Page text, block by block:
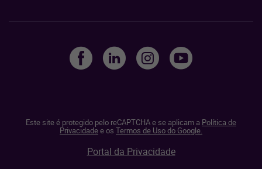
Este site é protegido pelo reCAPTCHA e se aplicam a Política de
Privacidadee os Termos de Uso do Google.
Portal da Privacidade